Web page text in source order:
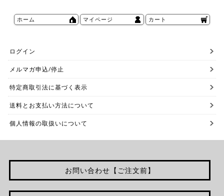
ホーム マイページ カート
ログイン
メルマガ申込/停止
特定商取引法に基づく表示
送料とお支払い方法について
個人情報の取扱いについて
お問い合わせ【ご注文前】